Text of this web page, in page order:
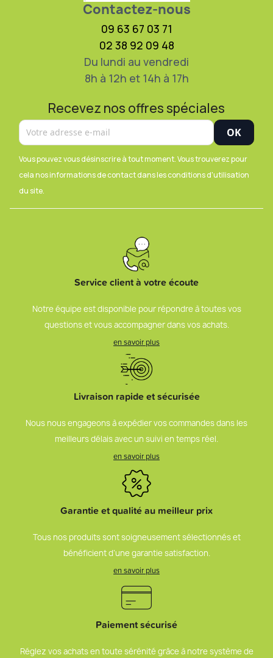
Contactez-nous
09 63 67 03 71
02 38 92 09 48
Du lundi au vendredi
8h à 12h et 14h à 17h
Recevez nos offres spéciales
Vous pouvez vous désinscrire à tout moment. Vous trouverez pour
cela nos informations de contact dans les conditions d'utilisation
du site.
Service client à votre écoute
Notre équipe est disponible pour répondre à toutes vos
questions et vous accompagner dans vos achats.
en savoir plus
Livraison rapide et sécurisée
Nous nous engageons à expédier vos commandes dans les
meilleurs délais avec un suivi en temps réel.
en savoir plus
Garantie et qualité au meilleur prix
Tous nos produits sont soigneusement sélectionnés et
bénéficient d’une garantie satisfaction.
en savoir plus
Paiement sécurisé
Réglez vos achats en toute sérénité grâce à notre système de